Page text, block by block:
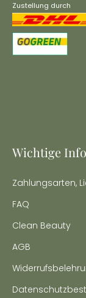
Wichtige
Zahlungsarten,
FAQ
Clean Beauty
AGB
Zustellung durch